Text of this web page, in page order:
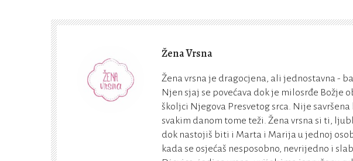
Žena Vrsna
Žena vrsna je dragocjena, ali jednostavna -
Njen sjaj se povećava dok je milosrđe Božje
školjci Njegova Presvetog srca. Nije savršena
svakim danom tome teži. Žena vrsna si ti,
dok nastojiš biti i Marta i Marija u jednoj
kada se osjećaš nesposobno, nevrijedno i